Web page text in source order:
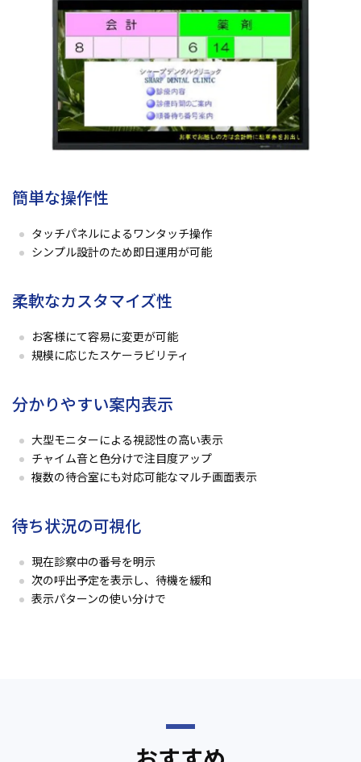
簡単な操作性
タッチパネルによるワンタッチ操作
シンプル設計のため即日運用が可能
柔軟なカスタマイズ性
お客様にて容易に変更が可能
規模に応じたスケーラビリティ
分かりやすい案内表示
大型モニターによる視認性の高い表示
チャイム音と色分けで注目度アップ
複数の待合室にも対応可能なマルチ画面表示
待ち状況の可視化
現在診察中の番号を明示
次の呼出予定を表示し、待機を緩和
表示パターンの使い分けで